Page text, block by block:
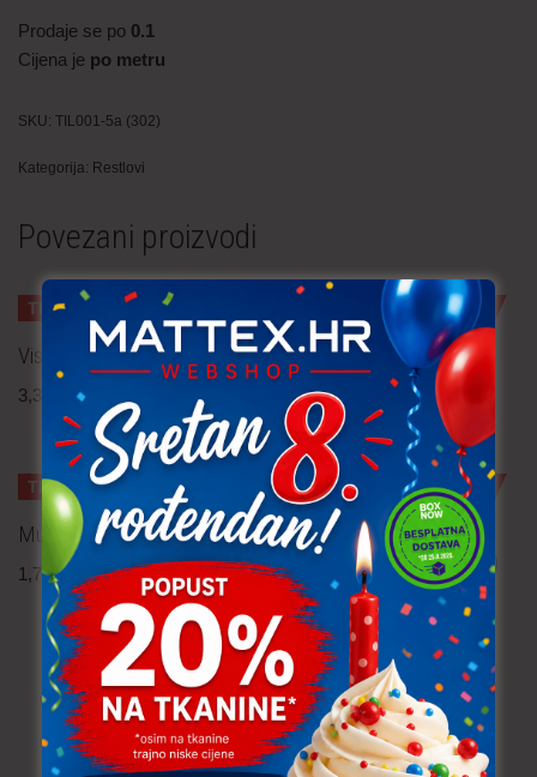
Prodaje se po 0.1
Cijena je po metru
SKU: TIL001-5a (302)
Kategorija: Restlovi
Povezani proizvodi
TRAJNO NISKA CIJENA!
Viskozna tkanina 0.50 m
3,30 uključ. PDV po metru
TRAJNO NISKA CIJENA!
Pletenina 2.2 m
2,80€ uključ. PDV po metru
TRAJNO NISKA CIJENA!
Muslin 0.50 m
1,70€ uključ. PDV po metru
TRAJNO NISKA CIJENA!
Jersey – srca crvena 4.80
m
1,20€ uključ. PDV po metru